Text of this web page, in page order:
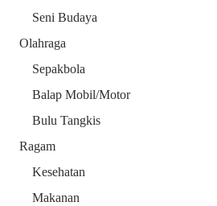
Seni Budaya
Olahraga
Sepakbola
Balap Mobil/Motor
Bulu Tangkis
Ragam
Kesehatan
Makanan